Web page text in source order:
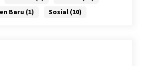
Baru (1) Sosial(10)